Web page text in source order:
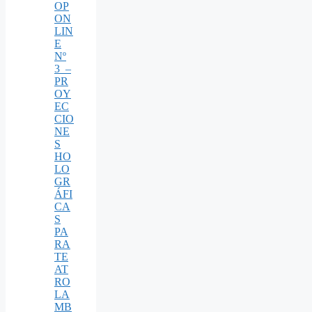
OP
ON
LIN
E
Nº
3 –
PR
OY
EC
CIO
NE
S
HO
LO
GR
ÁFI
CA
S
PA
RA
TE
AT
RO
LA
MB